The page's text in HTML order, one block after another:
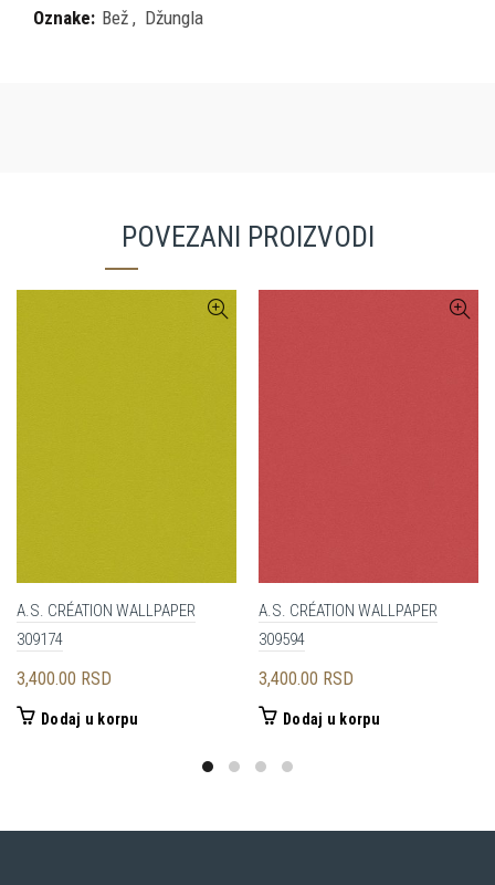
Oznake: Bež , Džungla
POVEZANI PROIZVODI
A.S. CRÉATION WALLPAPER
309174
3,400.00 RSD
Dodaj u korpu
A.S. CRÉATION WALLPAPER
309594
3,400.00 RSD
Dodaj u korpu